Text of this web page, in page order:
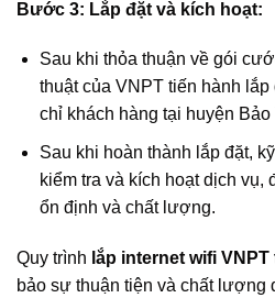
Bước 3: Lắp đặt và kích hoạt:
Sau khi thỏa thuận về gói
thuật của VNPT tiến hành
chỉ khách hàng tại huyện Bảo
Sau khi hoàn thành lắp đặt,
kiểm tra và kích hoạt dịch vụ,
ổn định và chất lượng.
Quy trình lắp internet wifi
bảo sự thuận tiện và chất lượng